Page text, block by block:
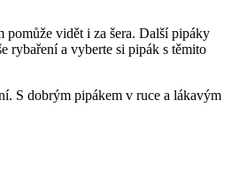
vidět i za šera. Další pipáky
rybaření a vyberte si‌ pipák⁢ s těmito
S dobrým pipákem v ruce a lákavým